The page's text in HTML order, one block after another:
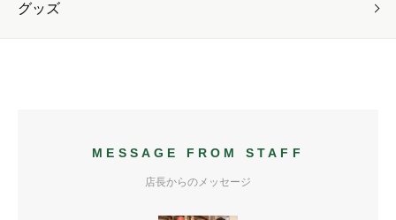
グッズ
MESSAGE FROM STAFF
店長からのメッセージ